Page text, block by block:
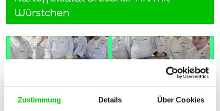
Zustimmung Details Über Cookies
Würstchen